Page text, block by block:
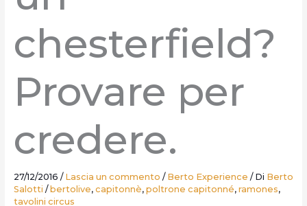
chesterfield?
Provare per
credere.
27/12/2016 / Lascia un commento / Berto Experience / Di Berto
Salotti /bertolive, capitonnè, poltrone capitonné, ramones,
tavolini circus